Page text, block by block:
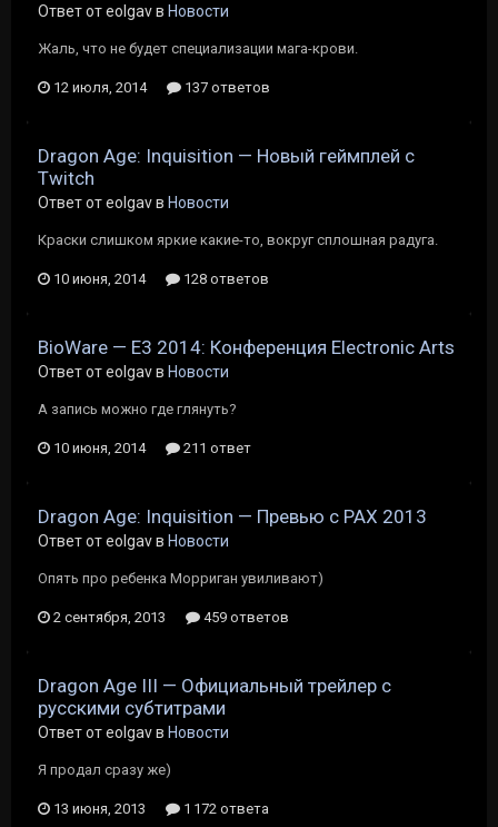
Ответ от eolgav в Новости
Жаль, что не будет специализации мага-крови.
12 июля, 2014 137 ответов
Dragon Age: Inquisition — Новый геймплей с
Twitch
Ответ от eolgav в Новости
Краски слишком яркие какие-то, вокруг сплошная радуга.
10 июня, 2014 128 ответов
BioWare — E3 2014: Конференция Electronic Arts
Ответ от eolgav в Новости
А запись можно где глянуть?
10 июня, 2014 211 ответ
Dragon Age: Inquisition — Превью c PAX 2013
Ответ от eolgav в Новости
Опять про ребенка Морриган увиливают)
2 сентября, 2013 459 ответов
Dragon Age III — Официальный трейлер c
русскими субтитрами
Ответ от eolgav в Новости
Я продал сразу же)
13 июня, 2013 1 172 ответа